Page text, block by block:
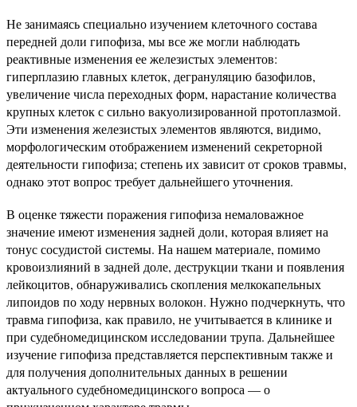
Не занимаясь специально изучением клеточного состава
передней доли гипофиза, мы все же могли наблюдать
реактивные изменения ее железистых элементов:
гиперплазию главных клеток, дегрануляцию базофилов,
увеличение числа переходных форм, нарастание количества
крупных клеток с сильно вакуолизированной протоплазмой.
Эти изменения железистых элементов являются, видимо,
морфологическим отображением изменений секреторной
деятельности гипофиза; степень их зависит от сроков травмы,
однако этот вопрос требует дальнейшего уточнения.
В оценке тяжести поражения гипофиза немаловажное
значение имеют изменения задней доли, которая влияет на
тонус сосудистой системы. На нашем материале, помимо
кровоизлияний в задней доле, деструкции ткани и появления
лейкоцитов, обнаруживались скопления мелкокапельных
липоидов по ходу нервных волокон. Нужно подчеркнуть, что
травма гипофиза, как правило, не учитывается в клинике и
при судебномедицинском исследовании трупа. Дальнейшее
изучение гипофиза представляется перспективным также и
для получения дополнительных данных в решении
актуального судебномедицинского вопроса — о